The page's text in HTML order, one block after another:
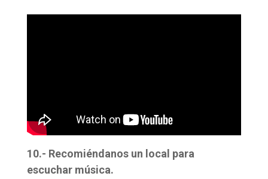
10.- Recomiéndanos un local para
escuchar música.